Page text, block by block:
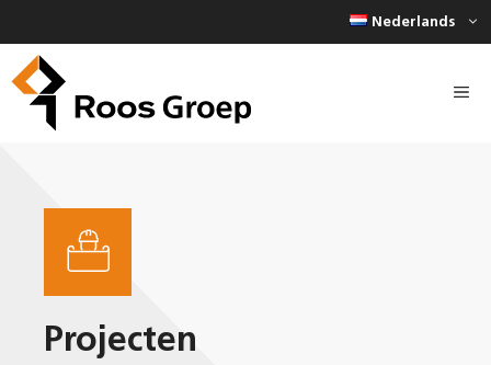
inhoud
Nederlands
Projecten